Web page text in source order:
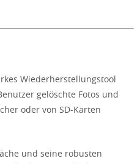
Wiederherstellungstool
gelöschte Fotos und
oder von SD-Karten
und seine robusten